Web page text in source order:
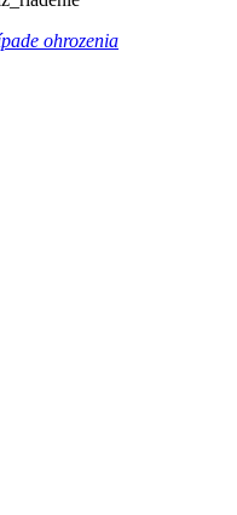
ohrozenia